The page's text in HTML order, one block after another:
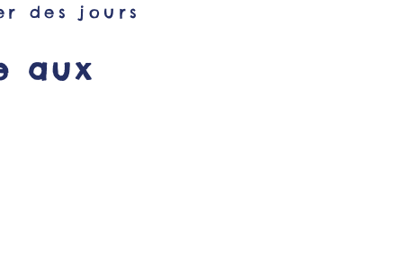
des jours
aux